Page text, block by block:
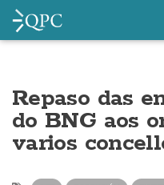
Repaso das
do BNG aos
varios